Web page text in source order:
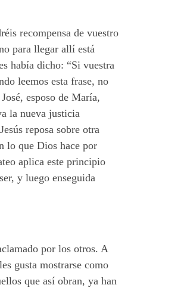
recompensa de vuestro
para llegar allí está
había dicho: “Si vuestra
leemos esta frase, no
esposo de María,
la nueva justicia
reposa sobre otra
lo que Dios hace por
aplica este principio
y luego enseguida
por los otros. A
gusta mostrarse como
que así obran, ya han